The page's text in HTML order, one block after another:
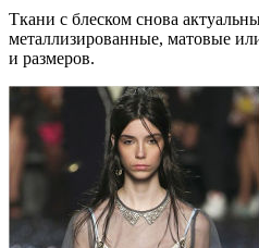
Ткани с блеском снова
металлизированные, матовые
и размеров.